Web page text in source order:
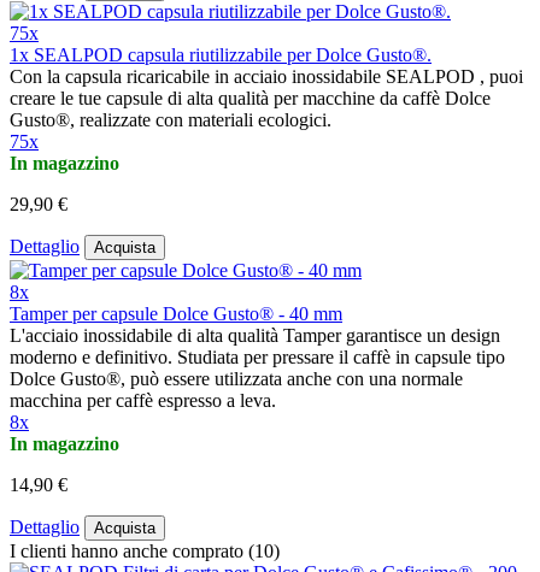
75x
1x SEALPOD capsula riutilizzabile per Dolce Gusto®.
Con la capsula ricaricabile in acciaio inossidabile SEALPOD , puoi
creare le tue capsule di alta qualità per macchine da caffè Dolce
Gusto®, realizzate con materiali ecologici.
75x
In magazzino
29,90 €
Dettaglio Acquista
8x
Tamper per capsule Dolce Gusto® - 40 mm
L'acciaio inossidabile di alta qualità Tamper garantisce un design
moderno e definitivo. Studiata per pressare il caffè in capsule tipo
Dolce Gusto®, può essere utilizzata anche con una normale
macchina per caffè espresso a leva.
8x
In magazzino
14,90 €
Dettaglio Acquista
I clienti hanno anche comprato (10)